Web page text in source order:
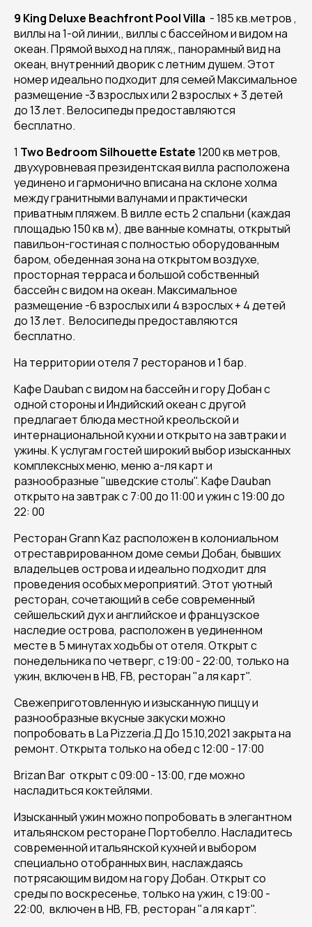
9 King Deluxe Beachfront Pool Villa - 185 кв.метров ,
виллы на 1-ой линии,, виллы с бассейном и видом на
океан. Прямой выход на пляж,, панорамный вид на
океан, внутренний дворик с летним душем. Этот
номер идеально подходит для семей Максимальное
размещение -3 взрослых или 2 взрослых + 3 детей
до 13 лет. Велосипеды предоставляются
бесплатно.
1 Two Bedroom Silhouette Estate1200 кв метров,
двухуровневая президентская вилла расположена
уединено и гармонично вписана на склоне холма
между гранитными валунами и практически
приватным пляжем. В вилле есть 2 спальни (каждая
площадью 150 кв м), две ванные комнаты, открытый
павильон-гостиная с полностью оборудованным
баром, обеденная зона на открытом воздухе,
просторная терраса и большой собственный
бассейн с видом на океан. Максимальное
размещение -6 взрослых или 4 взрослых + 4 детей
до 13 лет. Велосипеды предоставляются
бесплатно.
На территории отеля 7 ресторанов и 1 бар.
Кафе Dauban с видом на бассейн и гору Добан с
одной стороны и Индийский океан с другой
предлагает блюда местной креольской и
интернациональной кухни и открыто на завтраки и
ужины. К услугам гостей широкий выбор изысканных
комплексных меню, меню а-ля карт и
разнообразные "шведские столы". Кафе Dauban
открыто на завтрак с 7:00 до 11:00 и ужин с 19:00 до
22: 00
Ресторан Grann Kaz расположен в колониальном
отреставрированном доме семьи Добан, бывших
владельцев острова и идеально подходит для
проведения особых мероприятий. Этот уютный
ресторан, сочетающий в себе современный
сейшельский дух и английское и французское
наследие острова, расположен в уединенном
месте в 5 минутах ходьбы от отеля. Открыт с
понедельника по четверг, с 19:00 - 22:00, только на
ужин, включен в HB, FB, ресторан "а ля карт".
Свежеприготовленную и изысканную пиццу и
разнообразные вкусные закуски можно
попробовать в La Pizzeria.Д До 15.10,2021 закрыта на
ремонт. Открыта только на обед с 12:00 - 17:00
Brizan Bar открыт с 09:00 - 13:00, где можно
насладиться коктейлями.
Изысканный ужин можно попробовать в элегантном
итальянском ресторане Портобелло. Насладитесь
современной итальянской кухней и выбором
специально отобранных вин, наслаждаясь
потрясающим видом на гору Добан. Открыт со
среды по воскресенье, только на ужин, с 19:00 -
22:00, включен в HB, FB, ресторан "а ля карт".